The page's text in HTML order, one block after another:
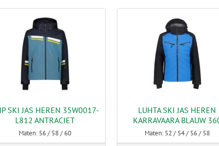
SKI JAS HEREN 35W0017-
L812 ANTRACIET
Maten: 56 / 58 / 60
LUHTA SKI JAS HEREN
KARRAVAARA BLAUW
Maten: 52 / 54 / 56 / 58